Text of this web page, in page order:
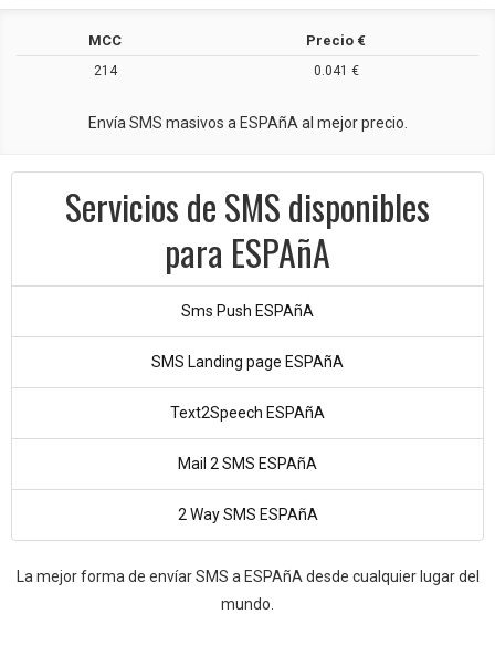
MCC Precio €
214 0.041 €
Envía SMS masivos a ESPAñA al mejor precio.
Servicios de SMS disponibles
para ESPAñA
Sms Push ESPAñA
SMS Landing page ESPAñA
Text2Speech ESPAñA
Mail 2 SMS ESPAñA
2 Way SMS ESPAñA
La mejor forma de envíar SMS a ESPAñA desde cualquier lugar del
mundo.